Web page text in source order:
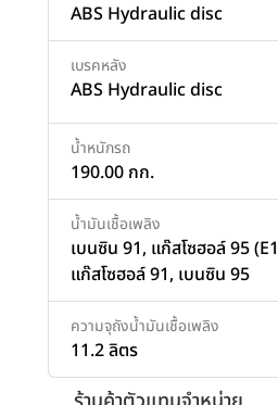
ABS Hydraulic disc
เบรคหลัง
ABS Hydraulic disc
น้ำหนักรถ
190.00 กก.
น้ำมันเชื้อเพลิง
เบนซิน 91, แก๊สโซฮอล์ 95
แก๊สโซฮอล์ 91, เบนซิน 95
ความจุถังน้ำมันเชื้อเพลิง
11.2 ลิตร